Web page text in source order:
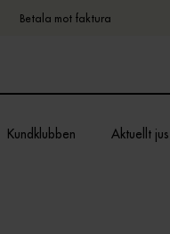
Betala mot faktura
Kundklubben Aktuellt